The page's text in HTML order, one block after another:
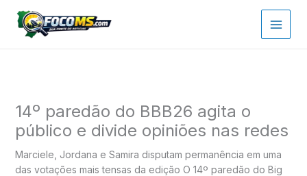
para
14º paredão do BBB26 agita o
público e divide opiniões nas redes
Marciele, Jordana e Samira disputam permanência em uma
das votações mais tensas da edição O 14º paredão do Big